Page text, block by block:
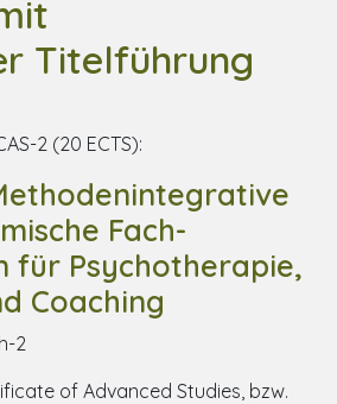
Titelführung
2 (20 ECTS):
Fach-
für Psychotherapie,
Coaching
2
of Advanced Studies, bzw.